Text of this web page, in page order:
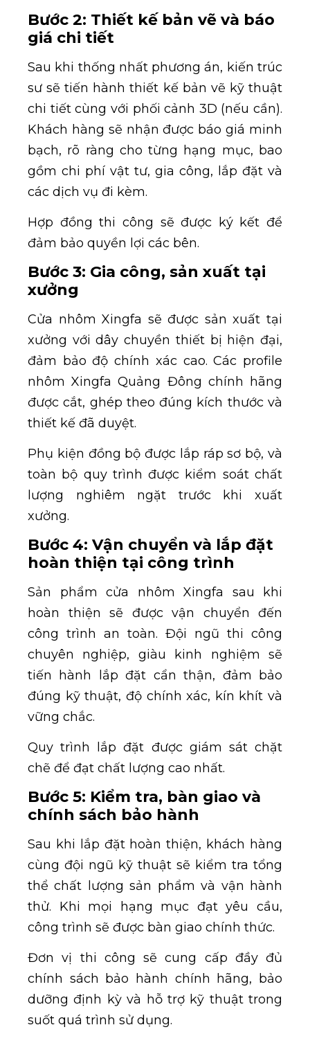
Bước 2: Thiết kế bản vẽ và báo
giá chi tiết
Sau khi thống nhất phương án, kiến trúc
sư sẽ tiến hành thiết kế bản vẽ kỹ thuật
chi tiết cùng với phối cảnh 3D (nếu cần).
Khách hàng sẽ nhận được báo giá minh
bạch, rõ ràng cho từng hạng mục, bao
gồm chi phí vật tư, gia công, lắp đặt và
các dịch vụ đi kèm.
Hợp đồng thi công sẽ được ký kết để
đảm bảo quyền lợi các bên.
Bước 3: Gia công, sản xuất tại
xưởng
Cửa nhôm Xingfa sẽ được sản xuất tại
xưởng với dây chuyền thiết bị hiện đại,
đảm bảo độ chính xác cao. Các profile
nhôm Xingfa Quảng Đông chính hãng
được cắt, ghép theo đúng kích thước và
thiết kế đã duyệt.
Phụ kiện đồng bộ được lắp ráp sơ bộ, và
toàn bộ quy trình được kiểm soát chất
lượng nghiêm ngặt trước khi xuất
xưởng.
Bước 4: Vận chuyển và lắp đặt
hoàn thiện tại công trình
Sản phẩm cửa nhôm Xingfa sau khi
hoàn thiện sẽ được vận chuyển đến
công trình an toàn. Đội ngũ thi công
chuyên nghiệp, giàu kinh nghiệm sẽ
tiến hành lắp đặt cẩn thận, đảm bảo
đúng kỹ thuật, độ chính xác, kín khít và
vững chắc.
Quy trình lắp đặt được giám sát chặt
chẽ để đạt chất lượng cao nhất.
Bước 5: Kiểm tra, bàn giao và
chính sách bảo hành
Sau khi lắp đặt hoàn thiện, khách hàng
cùng đội ngũ kỹ thuật sẽ kiểm tra tổng
thể chất lượng sản phẩm và vận hành
thử. Khi mọi hạng mục đạt yêu cầu,
công trình sẽ được bàn giao chính thức.
Đơn vị thi công sẽ cung cấp đầy đủ
chính sách bảo hành chính hãng, bảo
dưỡng định kỳ và hỗ trợ kỹ thuật trong
suốt quá trình sử dụng.